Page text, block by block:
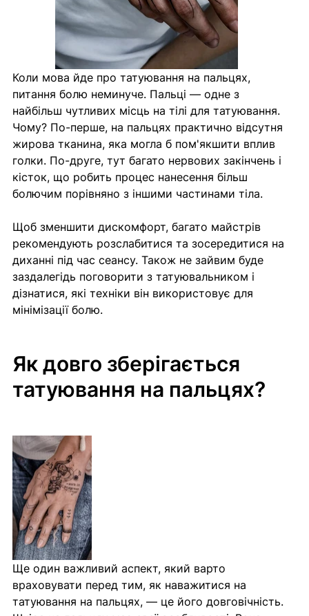
Коли мова йде про татуювання на пальцях,
питання болю неминуче. Пальці — одне з
найбільш чутливих місць на тілі для татуювання.
Чому? По-перше, на пальцях практично відсутня
жирова тканина, яка могла б пом'якшити вплив
голки. По-друге, тут багато нервових закінчень і
кісток, що робить процес нанесення більш
болючим порівняно з іншими частинами тіла.
Щоб зменшити дискомфорт, багато майстрів
рекомендують розслабитися та зосередитися на
диханні під час сеансу. Також не зайвим буде
заздалегідь поговорити з татуювальником і
дізнатися, які техніки він використовує для
мінімізації болю.
Як довго зберігається
татуювання на пальцях?
Ще один важливий аспект, який варто
враховувати перед тим, як наважитися на
татуювання на пальцях, — це його довговічність.